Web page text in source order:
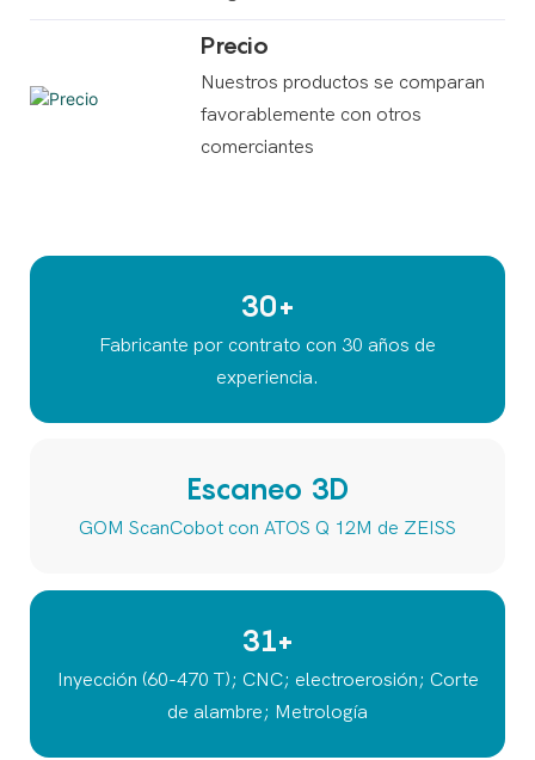
Precio
Nuestros productos se comparan
favorablemente con otros
comerciantes
30+
Fabricante por contrato con 30 años de
experiencia.
Escaneo 3D
GOM ScanCobot con ATOS Q 12M de ZEISS
31+
Inyección (60-470 T); CNC; electroerosión; Corte
de alambre; Metrología